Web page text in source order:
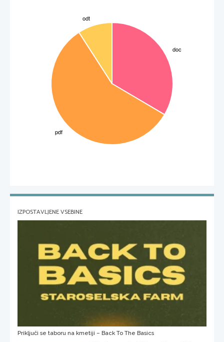
značilnosti, ki se lahko od vsake države močno razlikujejo.
IZPOSTAVLJENE VSEBINE
Priključi se taboru na kmetiji – Back To The Basics